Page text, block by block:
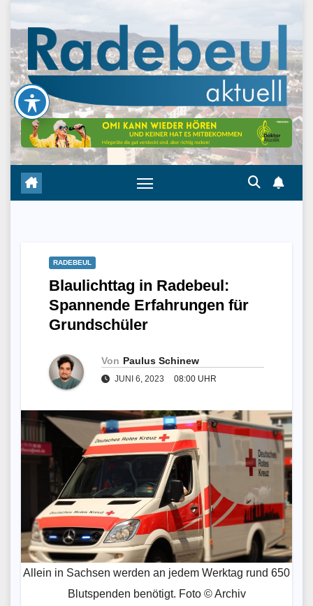
content
RADEBEUL
Blaulichttag in Radebeul:
Spannende Erfahrungen für
Grundschüler
Von Paulus Schinew
JUNI 6, 2023 08:00 UHR
Allein in Sachsen werden an jedem Werktag rund 650
Blutspenden benötigt. Foto © Archiv